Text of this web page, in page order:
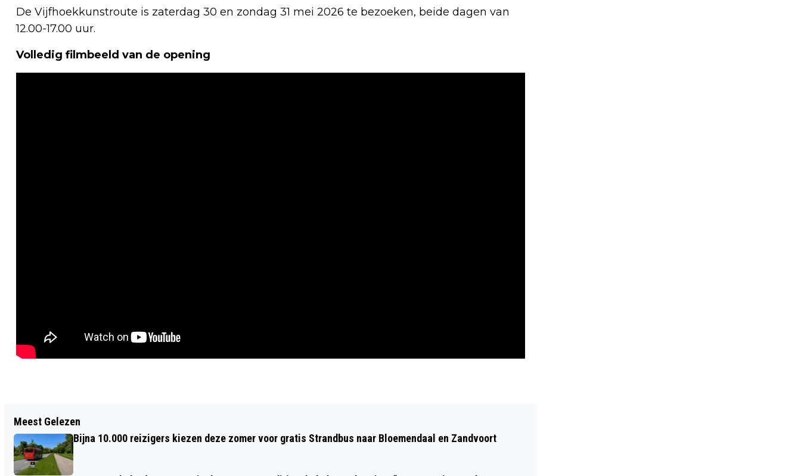
De Vijfhoekkunstroute is zaterdag 30 en zondag 31 mei 2026 te bezoeken, beide dagen van
12.00-17.00 uur.
Volledig filmbeeld van de opening
NOODVERORDENING IN ZANDVOORT NA
DAGEN VAN ONRUST EN OVERLAST
FESTIVAL ROND MARILYN MONROE
Meest Gelezen
Bijna 10.000 reizigers kiezen deze zomer voor gratis Strandbus naar Bloemendaal en Zandvoort